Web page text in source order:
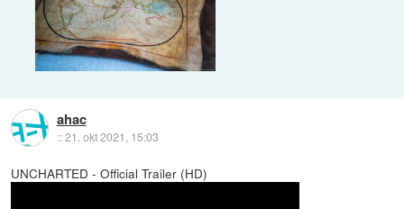
ahac
::21. okt 2021, 15:03
UNCHARTED - Official Trailer (HD)